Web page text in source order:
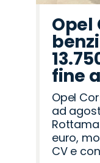
Opel
fine
Opel
ad
euro,
CV e